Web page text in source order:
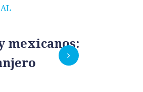
mexicanos: